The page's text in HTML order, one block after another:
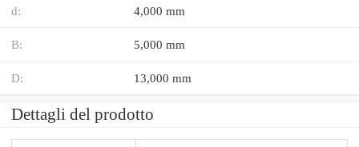
d: 4,000 mm
B: 5,000 mm
D: 13,000 mm
Dettagli del prodotto